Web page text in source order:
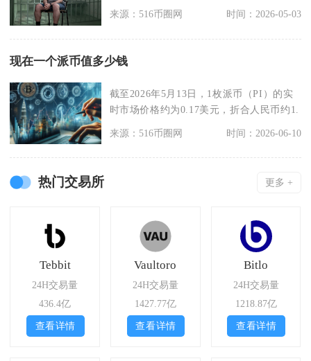
（HTX，原火币）、
来源：516币圈网 时间：2026-05-03
现在一个派币值多少钱
截至2026年5月13日，1枚派币（PI）的实
时市场价格约为0.17美元，折合人民币约1.
来源：516币圈网 时间：2026-06-10
热门交易所 更多 +
Tebbit
24H交易量
436.4亿
查看详情
Vaultoro
24H交易量
1427.77亿
查看详情
Bitlo
24H交易量
1218.87亿
查看详情